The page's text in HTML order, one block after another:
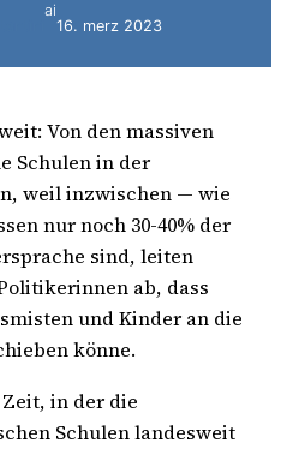
ai
16. merz 2023
Von den massiven
Schulen in der
weil inzwischen — wie
nur noch 30-40% der
sind, leiten
ab, dass
und Kinder an die
könne.
in der die
Schulen landesweit